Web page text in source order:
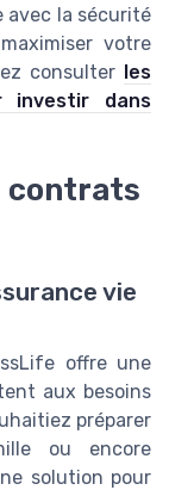
la sécurité
votre
consulter
les
investir dans
contrats
vie
offre une
aux besoins
préparer
ou encore
solution pour